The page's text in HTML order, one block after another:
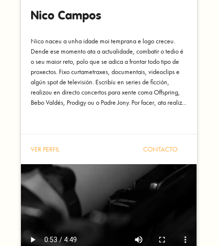
Nico Campos
Nico naceu a unha idade moi temprana e logo creceu.
Dende ese momento ata a actualidade, combatir o tedio é
o seu maior reto, polo que se adica a frontar todo tipo de
proxectos. Fixo curtametraxes, documentais, videoclips e
algún spot de televisión. Escribíu en series de ficción,
realizou en directo concertos para xente coma Offspring,
Bebo Valdés, Prodigy ou o Padre Jony. Por facer, ata realiz...
CONTACTO
VER PERFIL